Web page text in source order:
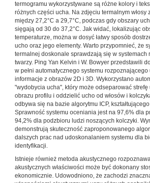
termogramu wykorzystywane są różne kolory i
różnych części ucha. Na zdjęciu termalnym włosy
między 27,2°C a 29,7°C, podczas gdy obszary
sięgają od 30 do 37,2°C. Jak widać, lokalizując
temperaturze, można w dosyć łatwy sposób
ucho oraz jego elementy. Warto przypomnieć, że
termalnej doskonale sprawdzają się w systemach
twarzy. Ping Yan Kelvin i W. Bowyer przedstawili
w pełni automatycznego systemu
informacje z obrazów 2D i 3D. Wykorzystano
"wydobycia ucha", który może odseparować strefę
obrazu profilu i oddzielić ucho od włosów i
odbywa się na bazie algorytmu ICP,
Sprawność systemu oceniania jest na 97,6% dla
94,2% dla podzbioru ludzi noszących kolczyki.
demonstrują skuteczność zaproponowanego
dalszych prac nad udoskonalaniem systemu dla
identyfikacji.
Istnieje również metoda akustycznego
akustycznych właściwości może być dokonany
ekonomicznie. Udowodniono, że zachodzi